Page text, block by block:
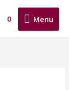
Menu
Menu
0